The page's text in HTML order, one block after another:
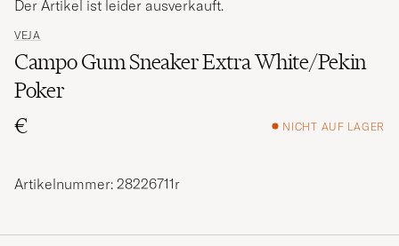
VEJA
Campo Gum Sneaker Extra White/Pekin
Poker
€
NICHT AUF LAGER
Der Artikel ist leider ausverkauft.
Artikelnummer: 28226711r